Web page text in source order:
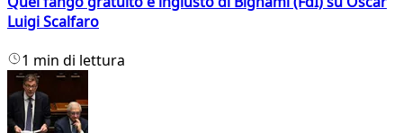
Luigi Scalfaro
1 min di lettura